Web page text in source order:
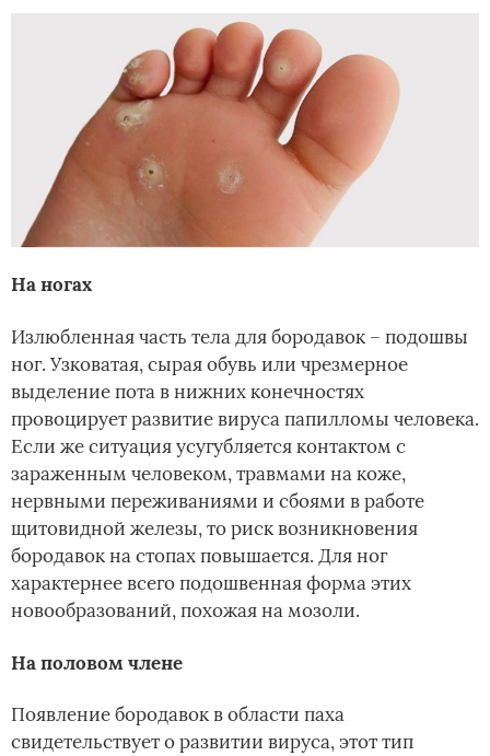
На ногах
Излюбленная часть тела для бородавок – подошвы
ног. Узковатая, сырая обувь или чрезмерное
выделение пота в нижних конечностях
провоцирует развитие вируса папилломы человека.
Если же ситуация усугубляется контактом с
зараженным человеком, травмами на коже,
нервными переживаниями и сбоями в работе
щитовидной железы, то риск возникновения
бородавок на стопах повышается. Для ног
характернее всего подошвенная форма этих
новообразований, похожая на мозоли.
На половом члене
Появление бородавок в области паха
свидетельствует о развитии вируса, этот тип